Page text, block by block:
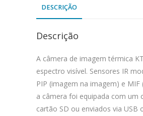
DESCRIÇÃO
Descrição
A câmera de imagem térmica
espectro visível. Sensores IR
PIP (imagem na imagem) e
a câmera foi equipada com um
cartão SD ou enviados via